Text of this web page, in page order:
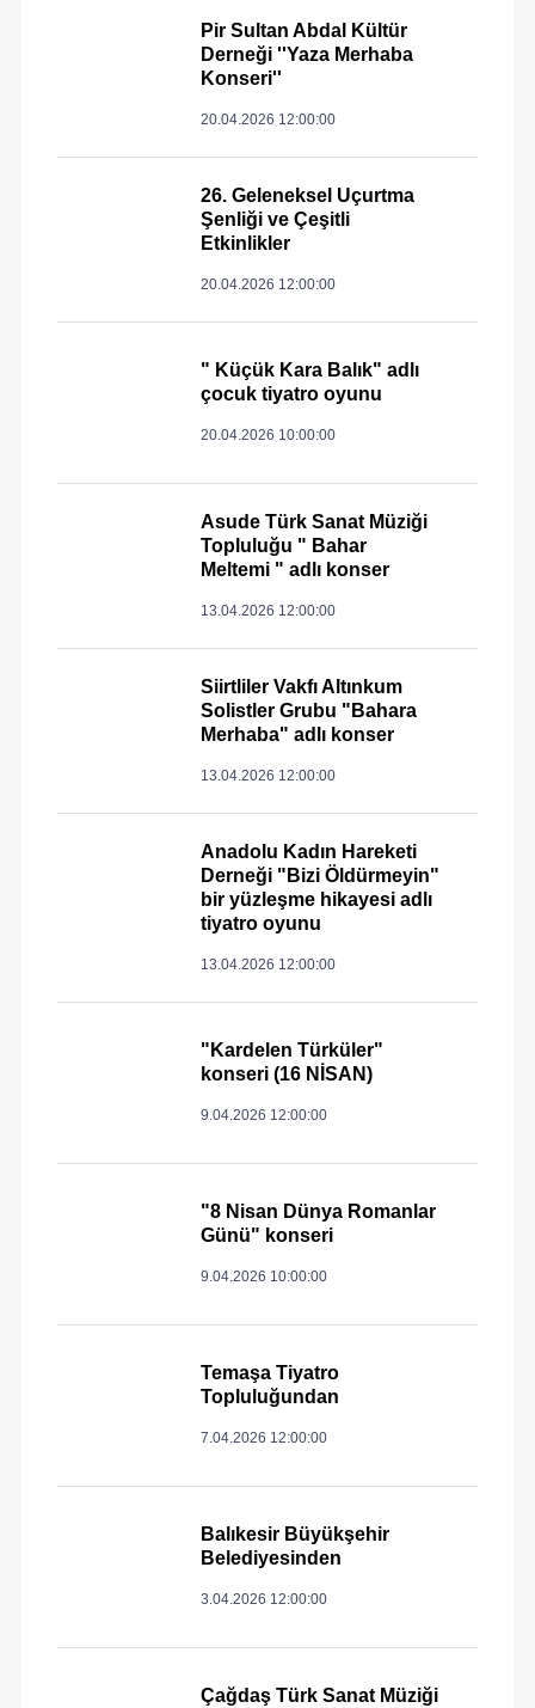
Pir Sultan Abdal Kültür
Derneği ''Yaza Merhaba
Konseri''
20.04.2026 12:00:00
26. Geleneksel Uçurtma
Şenliği ve Çeşitli
Etkinlikler
20.04.2026 12:00:00
" Küçük Kara Balık" adlı
çocuk tiyatro oyunu
20.04.2026 10:00:00
Asude Türk Sanat Müziği
Topluluğu " Bahar
Meltemi " adlı konser
13.04.2026 12:00:00
Siirtliler Vakfı Altınkum
Solistler Grubu "Bahara
Merhaba" adlı konser
13.04.2026 12:00:00
Anadolu Kadın Hareketi
Derneği "Bizi Öldürmeyin"
bir yüzleşme hikayesi adlı
tiyatro oyunu
13.04.2026 12:00:00
"Kardelen Türküler"
konseri (16 NİSAN)
9.04.2026 12:00:00
"8 Nisan Dünya Romanlar
Günü" konseri
9.04.2026 10:00:00
Temaşa Tiyatro
Topluluğundan
7.04.2026 12:00:00
Balıkesir Büyükşehir
Belediyesinden
3.04.2026 12:00:00
Çağdaş Türk Sanat Müziği